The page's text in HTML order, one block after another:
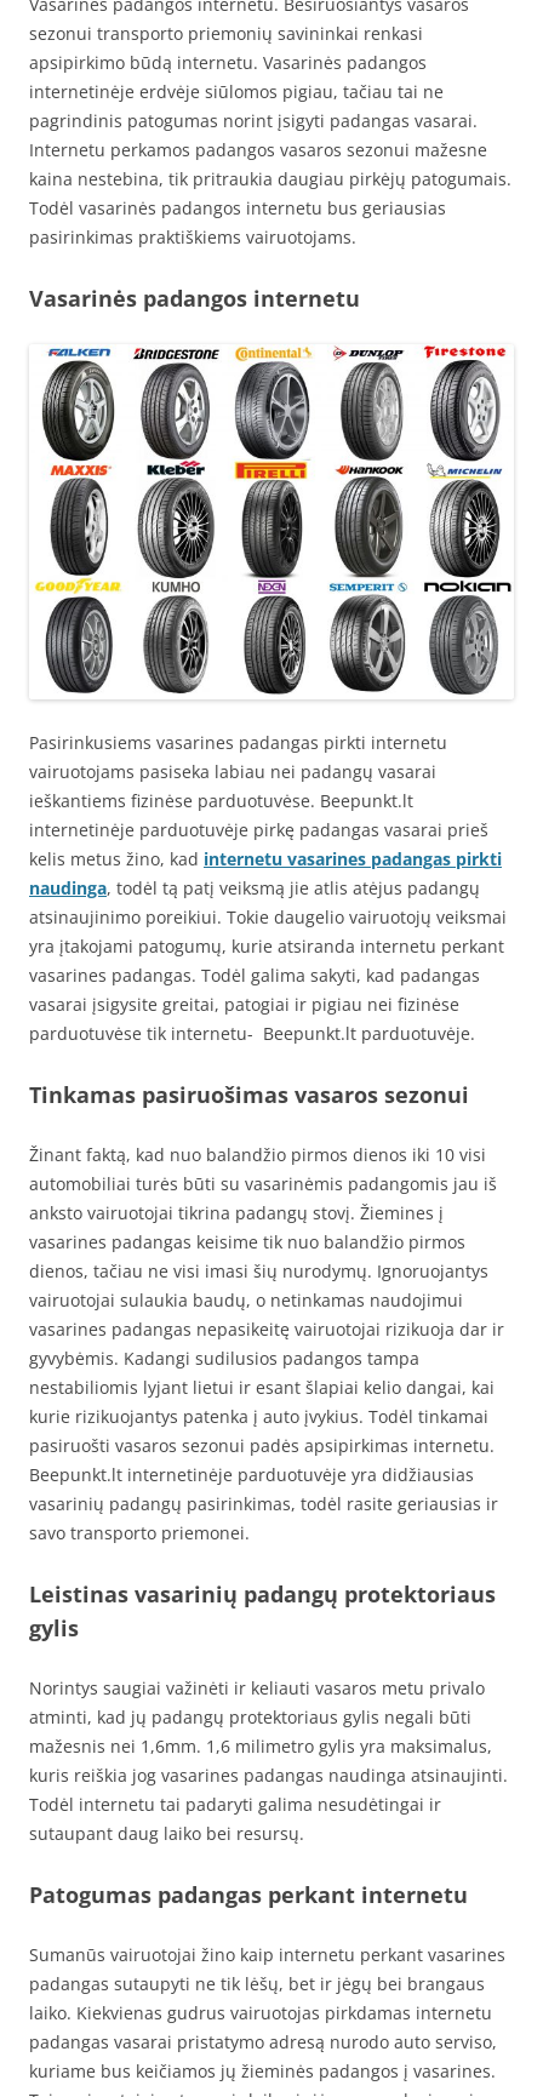
sezonui transporto priemonių savininkai renkasi
apsipirkimo būdą internetu. Vasarinės padangos
internetinėje erdvėje siūlomos pigiau, tačiau tai ne
pagrindinis patogumas norint įsigyti padangas vasarai.
Internetu perkamos padangos vasaros sezonui mažesne
kaina nestebina, tik pritraukia daugiau pirkėjų patogumais.
Todėl vasarinės padangos internetu bus geriausias
pasirinkimas praktiškiems vairuotojams.
Vasarinės padangos internetu
Pasirinkusiems vasarines padangas pirkti internetu
vairuotojams pasiseka labiau nei padangų vasarai
ieškantiems fizinėse parduotuvėse. Beepunkt.lt
internetinėje parduotuvėje pirkę padangas vasarai prieš
kelis metus žino, kad internetu vasarines padangas pirkti
naudinga, todėl tą patį veiksmą jie atlis atėjus padangų
atsinaujinimo poreikiui. Tokie daugelio vairuotojų veiksmai
yra įtakojami patogumų, kurie atsiranda internetu perkant
vasarines padangas. Todėl galima sakyti, kad padangas
vasarai įsigysite greitai, patogiai ir pigiau nei fizinėse
parduotuvėse tik internetu- Beepunkt.lt parduotuvėje.
Tinkamas pasiruošimas vasaros sezonui
Žinant faktą, kad nuo balandžio pirmos dienos iki 10 visi
automobiliai turės būti su vasarinėmis padangomis jau iš
anksto vairuotojai tikrina padangų stovį. Žiemines į
vasarines padangas keisime tik nuo balandžio pirmos
dienos, tačiau ne visi imasi šių nurodymų. Ignoruojantys
vairuotojai sulaukia baudų, o netinkamas naudojimui
vasarines padangas nepasikeitę vairuotojai rizikuoja dar ir
gyvybėmis. Kadangi sudilusios padangos tampa
nestabiliomis lyjant lietui ir esant šlapiai kelio dangai, kai
kurie rizikuojantys patenka į auto įvykius. Todėl tinkamai
pasiruošti vasaros sezonui padės apsipirkimas internetu.
Beepunkt.lt internetinėje parduotuvėje yra didžiausias
vasarinių padangų pasirinkimas, todėl rasite geriausias ir
savo transporto priemonei.
Leistinas vasarinių padangų protektoriaus
gylis
Norintys saugiai važinėti ir keliauti vasaros metu privalo
atminti, kad jų padangų protektoriaus gylis negali būti
mažesnis nei 1,6mm. 1,6 milimetro gylis yra maksimalus,
kuris reiškia jog vasarines padangas naudinga atsinaujinti.
Todėl internetu tai padaryti galima nesudėtingai ir
sutaupant daug laiko bei resursų.
Patogumas padangas perkant internetu
Sumanūs vairuotojai žino kaip internetu perkant vasarines
padangas sutaupyti ne tik lėšų, bet ir jėgų bei brangaus
laiko. Kiekvienas gudrus vairuotojas pirkdamas internetu
padangas vasarai pristatymo adresą nurodo auto serviso,
kuriame bus keičiamos jų žieminės padangos į vasarines.